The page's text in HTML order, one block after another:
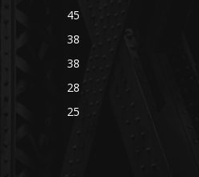
45
38
38
28
25